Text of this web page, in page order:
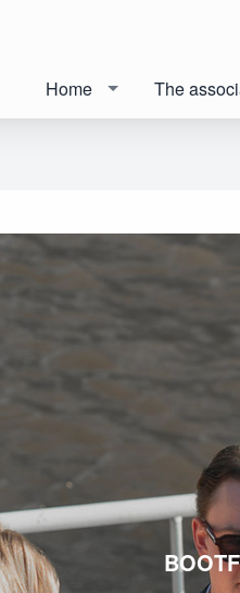
Home The